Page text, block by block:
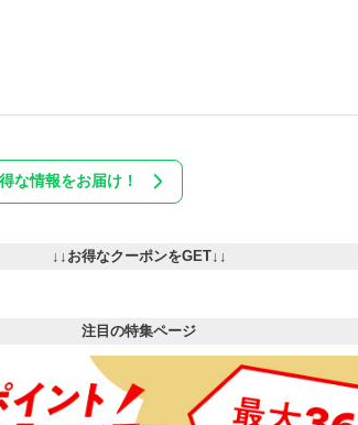
な情報をお届け！
↓↓お得なクーポンをGET↓↓
注目の特集ページ